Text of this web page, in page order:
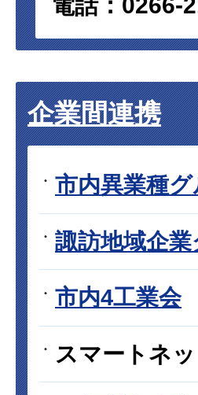
企業間連携
市内異業種
諏訪地域企
市内4工業会
スマートネ